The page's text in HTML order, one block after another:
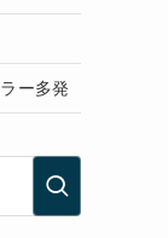
ー多発